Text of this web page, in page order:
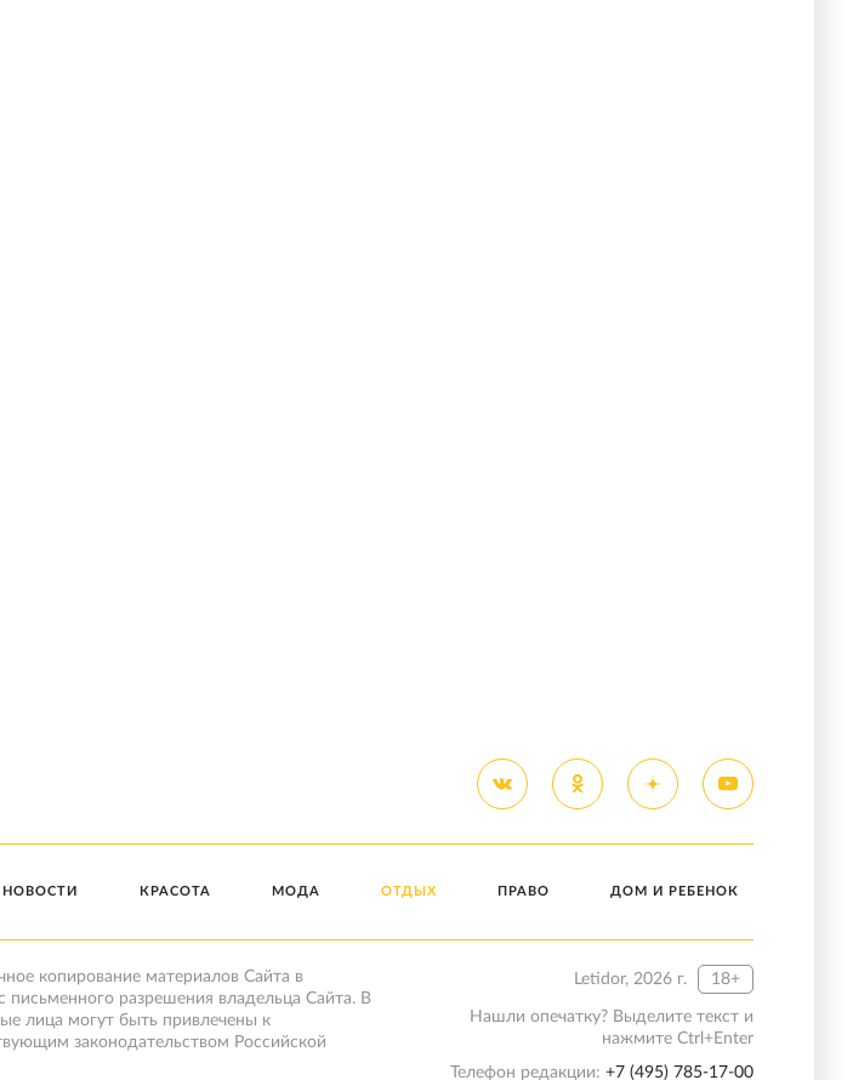
НОВОСТИ КРАСОТА МОДА ОТДЫХ ПРАВО ДОМ И РЕБЕНОК
Letidor, 2026 г. 18+
Нашли опечатку? Выделите текст и
нажмите Ctrl+Enter
Телефон редакции: +7 (495) 785-17-00
копирование материалов Сайта в
письменного разрешения владельца Сайта. В
лица могут быть привлечены к
законодательством Российской